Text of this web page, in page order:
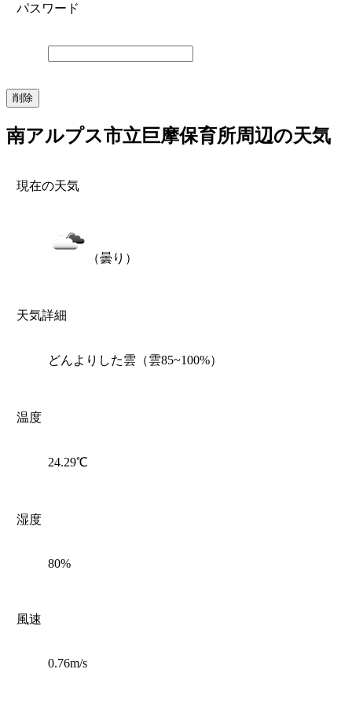
パスワード
南アルプス市立巨摩保育所周辺の天気
現在の天気
（曇り）
天気詳細
どんよりした雲（雲85~100%）
温度
24.29℃
湿度
80%
風速
0.76m/s